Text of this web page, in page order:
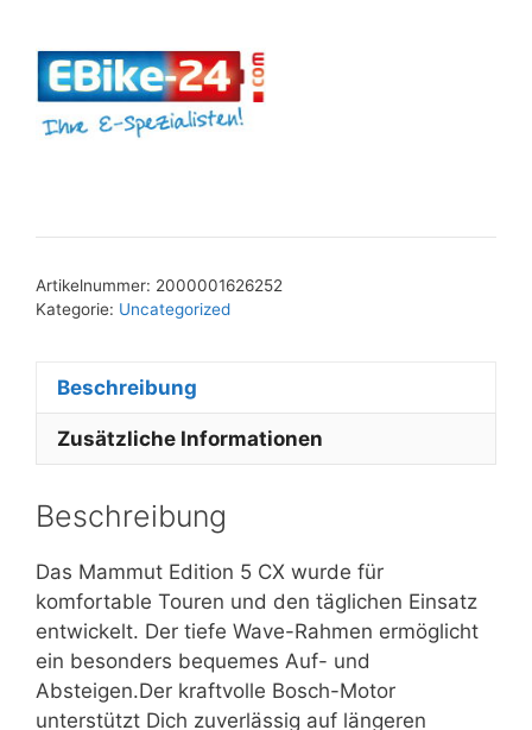
Artikelnummer: 2000001626252
Kategorie: Uncategorized
Beschreibung
Zusätzliche Informationen
Beschreibung
Das Mammut Edition 5 CX wurde für
komfortable Touren und den täglichen Einsatz
entwickelt. Der tiefe Wave-Rahmen ermöglicht
ein besonders bequemes Auf- und
Absteigen.Der kraftvolle Bosch-Motor
unterstützt Dich zuverlässig auf längeren